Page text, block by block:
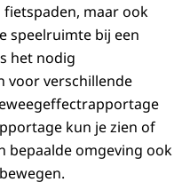
maar ook
speelruimte bij een
het nodig
voor verschillende
kun je zien of
bepaalde omgeving ook